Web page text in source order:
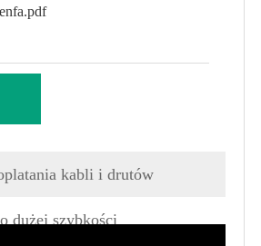
kabli i drutów
dużej szybkości